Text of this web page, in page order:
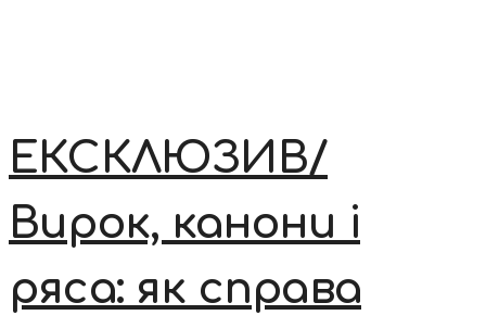
ЕКСКЛЮЗИВ/
Вирок, канони і
ряса: як справа